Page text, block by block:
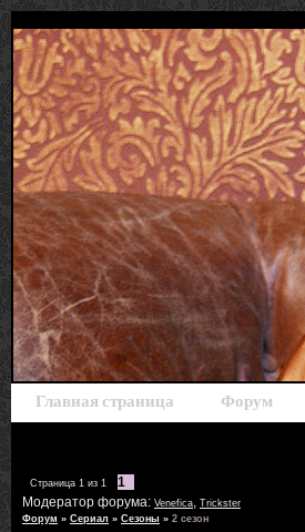
Главная страница Форум
Страница 1 из 1
1
Модератор форума: Venefica, Trickster
Форум » Сериал » Сезоны » 2 сезон